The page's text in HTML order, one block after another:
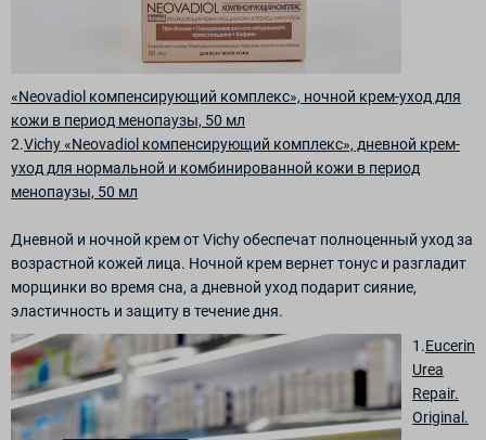
«Neovadiol компенсирующий комплекс», ночной крем-уход для
кожи в период менопаузы, 50 мл
2.Vichy «Neovadiol компенсирующий комплекс», дневной крем-
уход для нормальной и комбинированной кожи в период
менопаузы, 50 мл
Дневной и ночной крем от Vichy обеспечат полноценный уход за
возрастной кожей лица. Ночной крем вернет тонус и разгладит
морщинки во время сна, а дневной уход подарит сияние,
эластичность и защиту в течение дня.
1.Eucerin
Urea
Repair.
Original.